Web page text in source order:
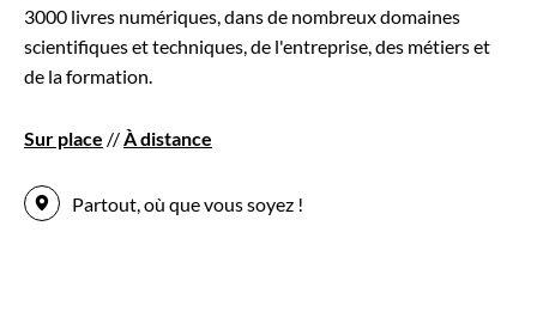
3000 livres numériques, dans de nombreux domaines
scientifiques et techniques, de l'entreprise, des métiers et
de la formation.
Sur place //À distance
Partout, où que vous soyez !